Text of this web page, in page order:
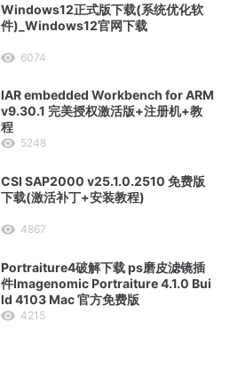
Windows12正式版下载(系统优化软
件)_Windows12官网下载
6074
IAR embedded Workbench for ARM
v9.30.1 完美授权激活版+注册机+教
程
5248
CSI SAP2000 v25.1.0.2510 免费版
下载(激活补丁+安装教程)
4867
Portraiture4破解下载 ps磨皮滤镜插
件Imagenomic Portraiture 4.1.0 Bui
ld 4103 Mac 官方免费版
4215